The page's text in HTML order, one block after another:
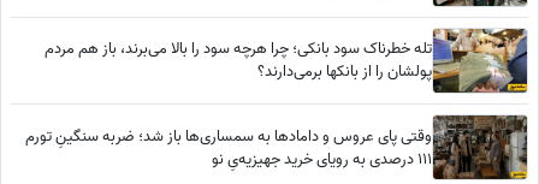
تله خطرناک سود بانکی؛ چرا هرچه سود را بالا می‌برند، باز هم مردم
پولشان را از بانکها برمی‌دارند؟
وقتی پای عروس و دامادها به سمساری‌ها باز شد؛ ضربه سنگینِ تورم
111 درصدی به رویای خرید جهیزیه‌یِ نو